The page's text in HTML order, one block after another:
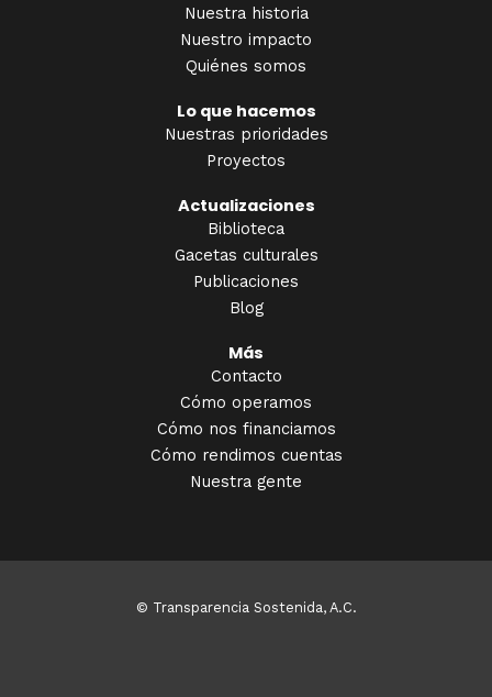
Nuestra historia
Nuestro impacto
Quiénes somos
Lo que hacemos
Nuestras prioridades
Proyectos
Actualizaciones
Biblioteca
Gacetas culturales
Publicaciones
Blog
Más
Contacto
Cómo operamos
Cómo nos financiamos
Cómo rendimos cuentas
Nuestra gente
© Transparencia Sostenida, A.C.